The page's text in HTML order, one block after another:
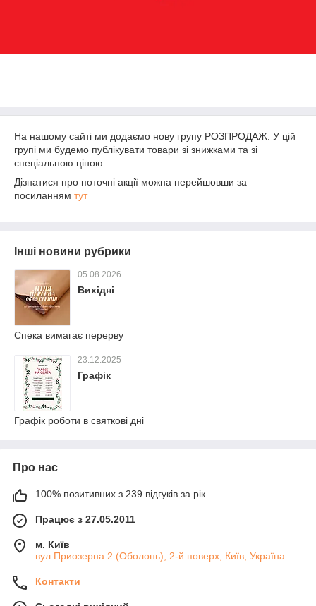
На нашому сайті ми додаємо нову групу РОЗПРОДАЖ. У цій
групі ми будемо публікувати товари зі знижками та зі
спеціальною ціною.
Дізнатися про поточні акції можна перейшовши за
посиланням тут
Інші новини рубрики
05.08.2026
Вихідні
Спека вимагає перерву
23.12.2025
Графік
Графік роботи в святкові дні
Про нас
100% позитивних з 239 відгуків за рік
Працює з 27.05.2011
м. Київ
вул.Приозерна 2 (Оболонь), 2-й поверх, Київ, Україна
Контакти